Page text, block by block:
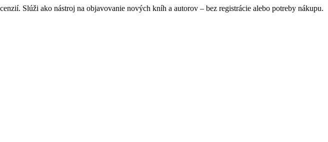
Slúži ako nástroj na objavovanie nových kníh a autorov – bez registrácie alebo potreby nákupu.